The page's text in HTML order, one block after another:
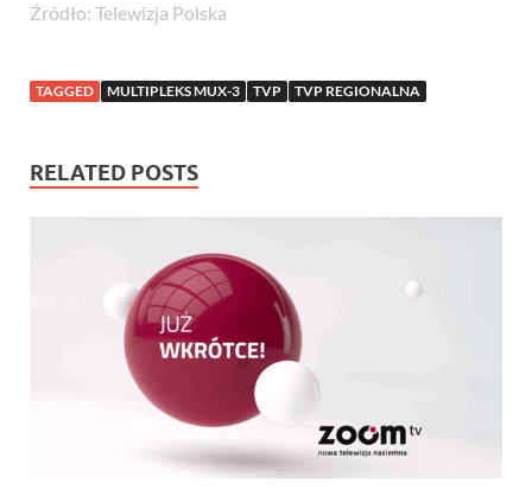
Źródło: Telewizja Polska
TAGGED MULTIPLEKS MUX-3 TVP TVP REGIONALNA
RELATED POSTS